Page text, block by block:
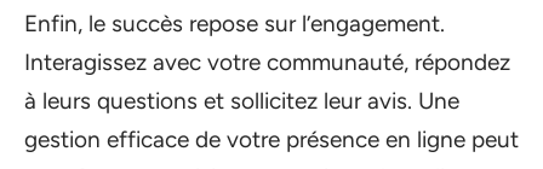
Enfin, le succès repose sur l’engagement.
Interagissez avec votre communauté, répondez
à leurs questions et sollicitez leur avis. Une
gestion efficace de votre présence en ligne peut